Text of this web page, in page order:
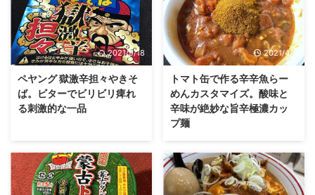
2021/9/18
ペヤング 獄激辛担々やきそ
ば。ビターでビリビリ痺れ
る刺激的な一品
2021/4/8
トマト缶で作る辛辛魚らー
めんカスタマイズ。酸味と
辛味が絶妙な旨辛極濃カッ
プ麺